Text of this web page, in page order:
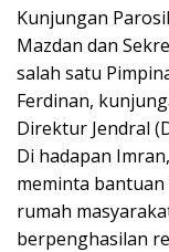
Kunjungan
Mazdan dan
salah satu
Ferdinan,
Direktur Jendral
Di hadapan
meminta
rumah
berpenghasilan